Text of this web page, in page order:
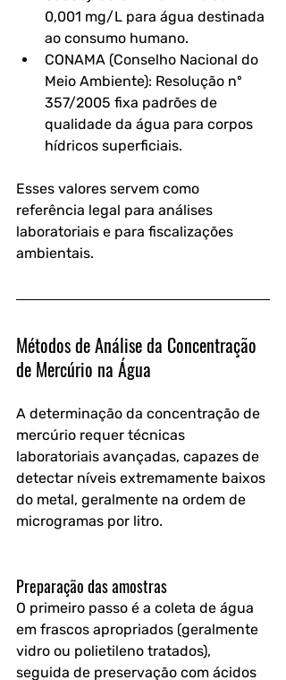
0,001 mg/L para água destinada
ao consumo humano.
CONAMA (Conselho Nacional do
Meio Ambiente): Resolução nº
357/2005 fixa padrões de
qualidade da água para corpos
hídricos superficiais.
Esses valores servem como
referência legal para análises
laboratoriais e para fiscalizações
ambientais.
Métodos de Análise da Concentração
de Mercúrio na Água
A determinação da concentração de
mercúrio requer técnicas
laboratoriais avançadas, capazes de
detectar níveis extremamente baixos
do metal, geralmente na ordem de
microgramas por litro.
Preparação das amostras
O primeiro passo é a coleta de água
em frascos apropriados (geralmente
vidro ou polietileno tratados),
seguida de preservação com ácidos